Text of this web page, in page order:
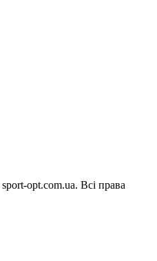
opt.com.ua. Всі права